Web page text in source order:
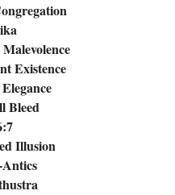
Existence
Bleed
Illusion